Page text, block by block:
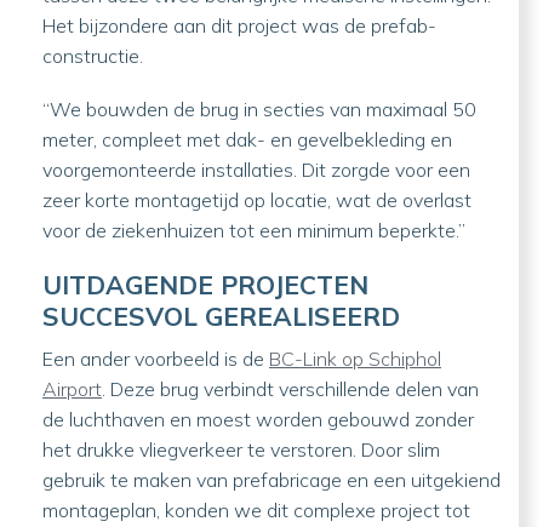
Het bijzondere aan dit project was de prefab-
constructie.
“We bouwden de brug in secties van maximaal 50
meter, compleet met dak- en gevelbekleding en
voorgemonteerde installaties. Dit zorgde voor een
zeer korte montagetijd op locatie, wat de overlast
voor de ziekenhuizen tot een minimum beperkte.”
UITDAGENDE PROJECTEN
SUCCESVOL GEREALISEERD
Een ander voorbeeld is de BC-Link op Schiphol
Airport. Deze brug verbindt verschillende delen van
de luchthaven en moest worden gebouwd zonder
het drukke vliegverkeer te verstoren. Door slim
gebruik te maken van prefabricage en een uitgekiend
montageplan, konden we dit complexe project tot